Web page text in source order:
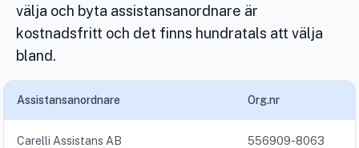
välja och byta assistansanordnare är
kostnadsfritt och det finns hundratals att välja
bland.
Assistansanordnare Org.nr
Carelli Assistans AB 556909-8063